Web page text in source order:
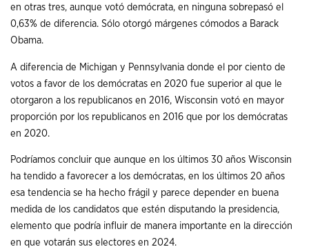
en otras tres, aunque votó demócrata, en ninguna sobrepasó el
0,63% de diferencia. Sólo otorgó márgenes cómodos a Barack
Obama.
A diferencia de Michigan y Pennsylvania donde el por ciento de
votos a favor de los demócratas en 2020 fue superior al que le
otorgaron a los republicanos en 2016, Wisconsin votó en mayor
proporción por los republicanos en 2016 que por los demócratas
en 2020.
Podríamos concluir que aunque en los últimos 30 años Wisconsin
ha tendido a favorecer a los demócratas, en los últimos 20 años
esa tendencia se ha hecho frágil y parece depender en buena
medida de los candidatos que estén disputando la presidencia,
elemento que podría influir de manera importante en la dirección
en que votarán sus electores en 2024.